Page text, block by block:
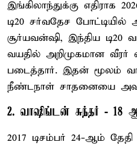
இங்கிலாந்துக்கு எதிராக
டி20 சர்வதேச
சூர்யவன்ஷி, இந்திய டி20
வயதில் அறிமுகமான
படைத்தார். இதன் மூலம்
நீண்டநாள் சாதனையை அவர்
2. வாஷிங்டன் சுந்தர் - 18
2017 டிசம்பர் 24-ஆம்